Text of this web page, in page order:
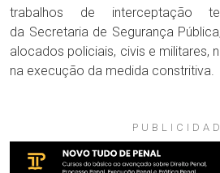
trabalhos de interceptação
da Secretaria de Segurança
alocados policiais, civis e militares,
na execução da medida constritiva.